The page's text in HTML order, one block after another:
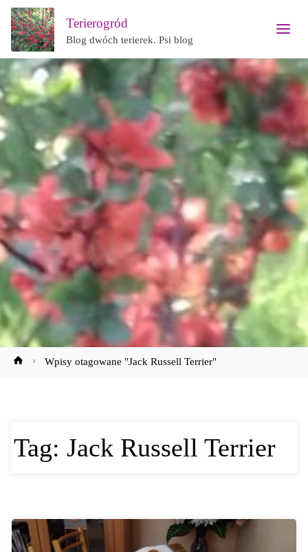
Terierogród
Blog dwóch terierek. Psi blog
StronaWpisy otagowane "Jack Russell Terrier"
Tag:Jack Russell Terrier